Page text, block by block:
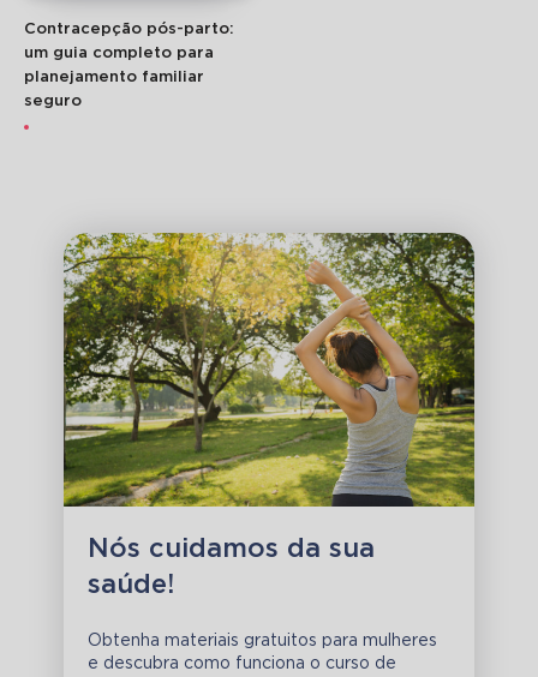
Contracepção pós-parto:
um guia completo para
planejamento familiar
seguro
Nós cuidamos da sua
saúde!
Obtenha materiais gratuitos para mulheres
e descubra como funciona o curso de